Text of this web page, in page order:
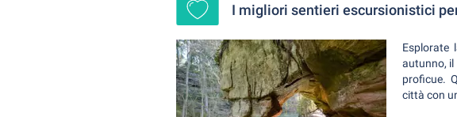
I migliori sentieri escursionistici
Esplorate
autunno, il
proficue.
città con